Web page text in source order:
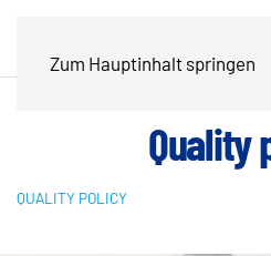
Zum Hauptinhalt springen
Quality
QUALITY POLICY